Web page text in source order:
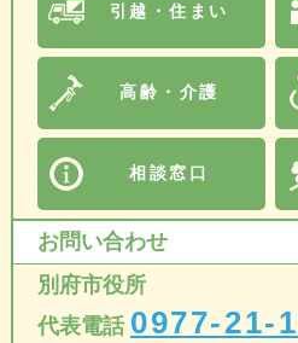
引越・住まい
高齢・介護
相談窓口
お問い合わせ
別府市役所
代表電話 0977-21-